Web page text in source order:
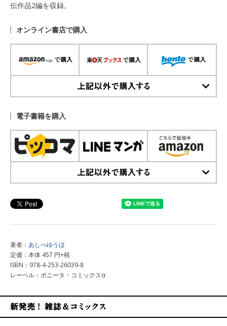
伝作品2編を収録。
オンライン書店で購入
電子書籍を購入
著者： あしべゆうほ
定価：本体 457 円+税
ISBN：978-4-253-26039-8
レーベル：ボニータ・コミックスα